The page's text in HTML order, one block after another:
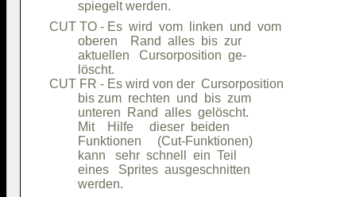
CUT TO - Es  wird  vom  linken  und  vom
         oberen    Rand  alles  bis  zur
         aktuellen   Cursorposition  ge-
         löscht.
CUT FR - Es wird von der  Cursorposition
         bis zum  rechten  und  bis  zum
         unteren  Rand  alles  gelöscht.
         Mit    Hilfe     dieser  beiden
         Funktionen     (Cut-Funktionen)
         kann   sehr  schnell  ein  Teil
         eines   Sprites  ausgeschnitten